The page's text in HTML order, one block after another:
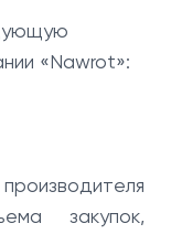
«Nawrot»:
закупок,